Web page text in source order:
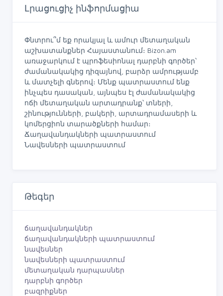
Լրացուցիչ ինֆորմացիա
Փնտրու՞մ եք որակյալ և ամուր մետաղական
աշխատանքներ Հայաստանում։ Bizon.am
առաջարկում է պրոֆեսիոնալ դարբնի գործեր՝
ժամանակակից դիզայնով, բարձր ամրությամբ
և մատչելի գներով։ Մենք պատրաստում ենք
ինչպես դասական, այնպես էլ ժամանակակից
ոճի մետաղական արտադրանք՝ տների,
շինությունների, բակերի, արտադրամասերի և
կոմերցիոն տարածքների համար։
Ճաղավանդակների պատրաստում
Նավեսների պատրաստում
Թեգեր
ճաղավանդակներ
ճաղավանդակների պատրաստում
նավեսներ
նավեսների պատրաստում
մետաղական դարպասներ
դարբնի գործեր
բազրիքներ